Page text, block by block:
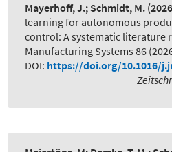
Mayerhoff, J.; Schmidt, M.
learning for autonomous
control: A systematic literature
Manufacturing Systems 86
DOI: https://doi.org/10.1016/